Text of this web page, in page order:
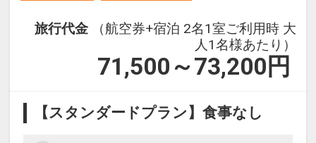
旅行代金
（航空券+宿泊 2名1室ご利用時 大
人1名様あたり）
71,500～73,200 円
【スタンダードプラン】食事なし